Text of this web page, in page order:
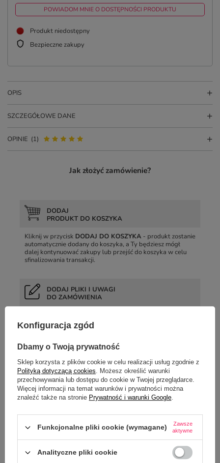
POWIADOM MNIE O DOSTĘPNOŚCI PRODUKTU
Produkt niedostępny
Bezpieczne zakupy
OPIS
SZCZEGÓŁOWE DANE
OPINIE (1)
Jak złożyć zamówienie?
DODAJ
PRODUKT DO KOSZYKA
Kliknij w przycisk DODAJ DO KOSZYKA - produkt zostanie
automatycznie dodany do koszyka, a Ty będziesz mógł
dalej kontynuować zakupy lub przejść do koszyka w celu
sfinalizowania transakcji.
DODAJ PLIKI I UWAGI
DO ZAMÓWIENIA
wydrukować na wybranym przedmiocie, zmienić ilość
zamawianego towaru, a w przypadku towarów z rabatem
WYBIERZ SPOSÓB
PŁATNOŚCI I DOSTAWY
Kolejny krok złożenia zamówienia to wybór formy dostawy i
płatności oraz podanie danych do dostarczenia lub
ZŁÓŻ
Konfiguracja zgód
Dbamy o Twoją prywatność
Sklep korzysta z plików cookie w celu realizacji usług zgodnie z
Polityką dotyczącą cookies. Możesz określić warunki
przechowywania lub dostępu do cookie w Twojej przeglądarce.
Więcej informacji na temat warunków i prywatności można
znaleźć także na stronie Prywatność i warunki Google.
Funkcjonalne pliki cookie (wymagane)
Zawsze
aktywne
Analityczne pliki cookie